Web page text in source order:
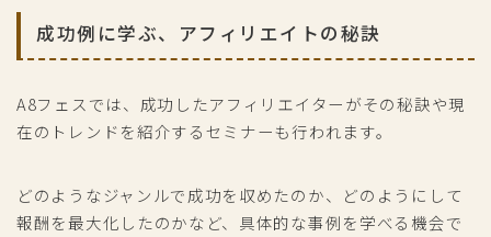
成功例に学ぶ、アフィリエイトの秘訣
A8フェスでは、成功したアフィリエイターがその秘訣や現
在のトレンドを紹介するセミナーも行われます。
どのようなジャンルで成功を収めたのか、どのようにして
報酬を最大化したのかなど、具体的な事例を学べる機会で